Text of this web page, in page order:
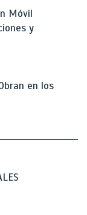
Móvil
y
en los